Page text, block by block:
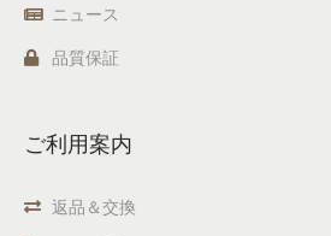
ニュース
品質保証
ご利用案内
返品＆交換